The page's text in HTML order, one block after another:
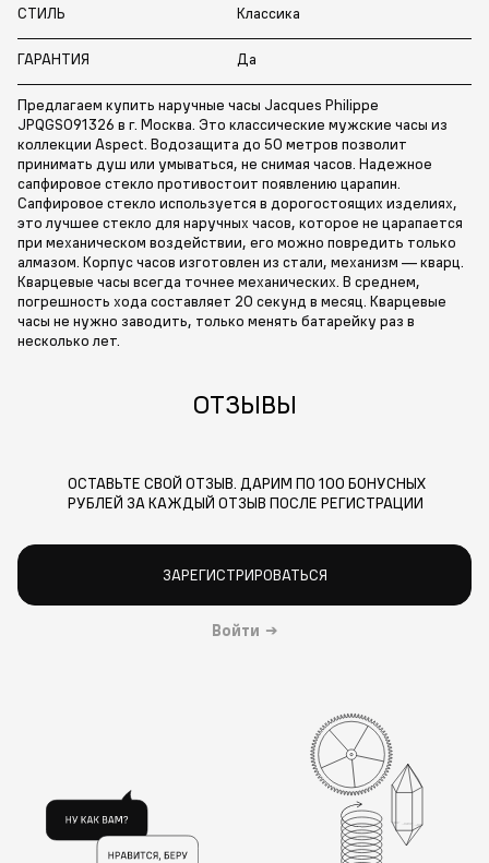
СТИЛЬ Классика
ГАРАНТИЯ Да
Предлагаем купить наручные часы Jacques Philippe
JPQGS091326 в г. Москва. Это классические мужские часы из
коллекции Aspect. Водозащита до 50 метров позволит
принимать душ или умываться, не снимая часов. Надежное
сапфировое стекло противостоит появлению царапин.
Сапфировое стекло используется в дорогостоящих изделиях,
это лучшее стекло для наручных часов, которое не царапается
при механическом воздействии, его можно повредить только
алмазом. Корпус часов изготовлен из стали, механизм — кварц.
Кварцевые часы всегда точнее механических. В среднем,
погрешность хода составляет 20 секунд в месяц. Кварцевые
часы не нужно заводить, только менять батарейку раз в
несколько лет.
ОТЗЫВЫ
ОСТАВЬТЕ СВОЙ ОТЗЫВ. ДАРИМ ПО 100 БОНУСНЫХ
РУБЛЕЙ ЗА КАЖДЫЙ ОТЗЫВ ПОСЛЕ РЕГИСТРАЦИИ
ЗАРЕГИСТРИРОВАТЬСЯ
Войти →